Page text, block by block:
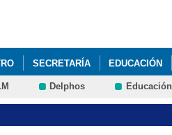
SECRETARÍA EDUCACIÓN
Delphos Educación